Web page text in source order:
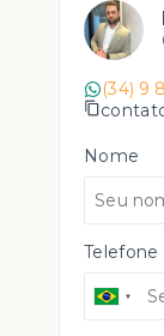
(34) 9
Nome
Telefone